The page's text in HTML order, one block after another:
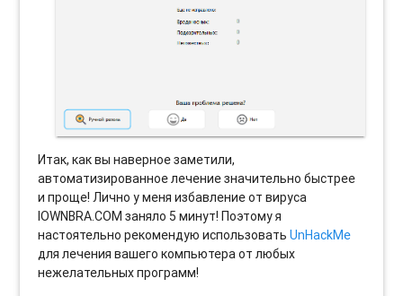
Итак, как вы наверное заметили,
автоматизированное лечение значительно быстрее
и проще! Лично у меня избавление от вируса
IOWNBRA.COM заняло 5 минут! Поэтому я
настоятельно рекомендую использоватьUnHackMe
для лечения вашего компьютера от любых
нежелательных программ!